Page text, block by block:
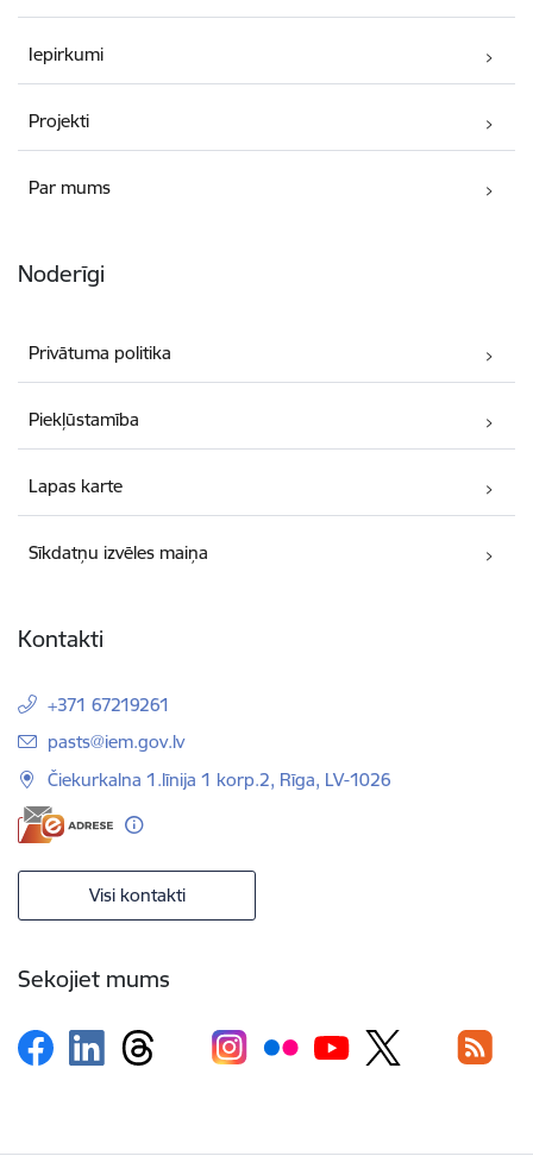
Iepirkumi
Projekti
Par mums
Noderīgi
Privātuma politika
Piekļūstamība
Lapas karte
Sīkdatņu izvēles maiņa
Kontakti
+371 67219261
E-pasts:
pasts@iem.gov.lv
Čiekurkalna 1.līnija 1 korp.2, Rīga, LV-1026
Visi kontakti
Sekojiet mums